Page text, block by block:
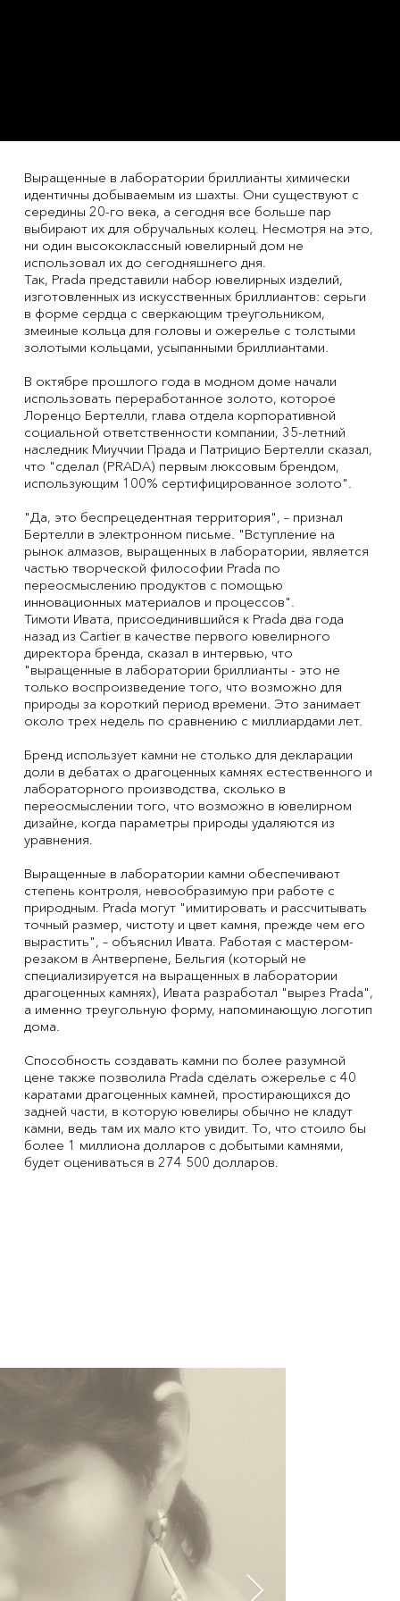
Выращенные в лаборатории бриллианты химически
идентичны добываемым из шахты. Они существуют с
середины 20-го века, а сегодня все больше пар
выбирают их для обручальных колец. Несмотря на это,
ни один высококлассный ювелирный дом не
использовал их до сегодняшнего дня.
Так, Prada представили набор ювелирных изделий,
изготовленных из искусственных бриллиантов: серьги
в форме сердца с сверкающим треугольником,
змеиные кольца для головы и ожерелье с толстыми
золотыми кольцами, усыпанными бриллиантами.
В октябре прошлого года в модном доме начали
использовать переработанное золото, которое
Лоренцо Бертелли, глава отдела корпоративной
социальной ответственности компании, 35-летний
наследник Миуччии Прада и Патрицио Бертелли сказал,
что "сделал (PRADA) первым люксовым брендом,
использующим 100% сертифицированное золото".
"Да, это беспрецедентная территория", – признал
Бертелли в электронном письме. "Вступление на
рынок алмазов, выращенных в лаборатории, является
частью творческой философии Prada по
переосмыслению продуктов с помощью
инновационных материалов и процессов".
Тимоти Ивата, присоединившийся к Prada два года
назад из Cartier в качестве первого ювелирного
директора бренда, сказал в интервью, что
"выращенные в лаборатории бриллианты - это не
только воспроизведение того, что возможно для
природы за короткий период времени. Это занимает
около трех недель по сравнению с миллиардами лет.
Бренд использует камни не столько для декларации
доли в дебатах о драгоценных камнях естественного и
лабораторного производства, сколько в
переосмыслении того, что возможно в ювелирном
дизайне, когда параметры природы удаляются из
уравнения.
Выращенные в лаборатории камни обеспечивают
степень контроля, невообразимую при работе с
природным. Prada могут "имитировать и рассчитывать
точный размер, чистоту и цвет камня, прежде чем его
вырастить", – объяснил Ивата. Работая с мастером-
резаком в Антверпене, Бельгия (который не
специализируется на выращенных в лаборатории
драгоценных камнях), Ивата разработал "вырез Prada",
а именно треугольную форму, напоминающую логотип
дома.
Способность создавать камни по более разумной
цене также позволила Prada сделать ожерелье с 40
каратами драгоценных камней, простирающихся до
задней части, в которую ювелиры обычно не кладут
камни, ведь там их мало кто увидит. То, что стоило бы
более 1 миллиона долларов с добытыми камнями,
будет оцениваться в 274 500 долларов.